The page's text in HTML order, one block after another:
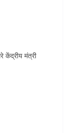
केंद्रीय मंत्री